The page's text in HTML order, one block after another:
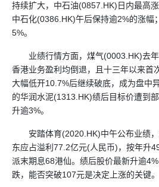
持续扩大，中石油(0857.HK)日内最高
中石化(0386.HK)午后保持逾2%的涨幅
5%。
业绩行情方面，煤气(0003.HK)去
香港业务盈利均倒退，且十三年以来首
大幅低开10.7%后继续破底，成为盘中
的华润水泥(1313.HK)绩后目标价遭到
升逾3%。
安踏体育(2020.HK)中午公布业绩
东应占溢利77.2亿元(人民币)，按年升
派末期息68港仙。绩后股价最新升逾
跌，能否突破107元是决定上涨的关键。